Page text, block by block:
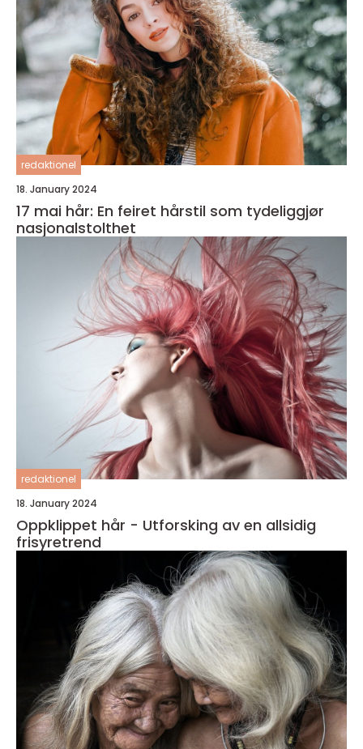
redaktionel
18. January 2024
17 mai hår: En feiret hårstil som tydeliggjør
nasjonalstolthet
redaktionel
18. January 2024
Oppklippet hår - Utforsking av en allsidig
frisyretrend